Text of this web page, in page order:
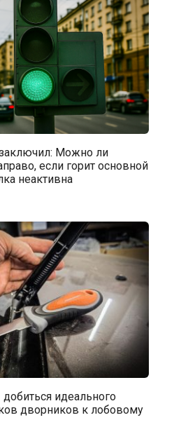
Можно ли
если горит основной
неактивна
идеального
дворников к лобовому